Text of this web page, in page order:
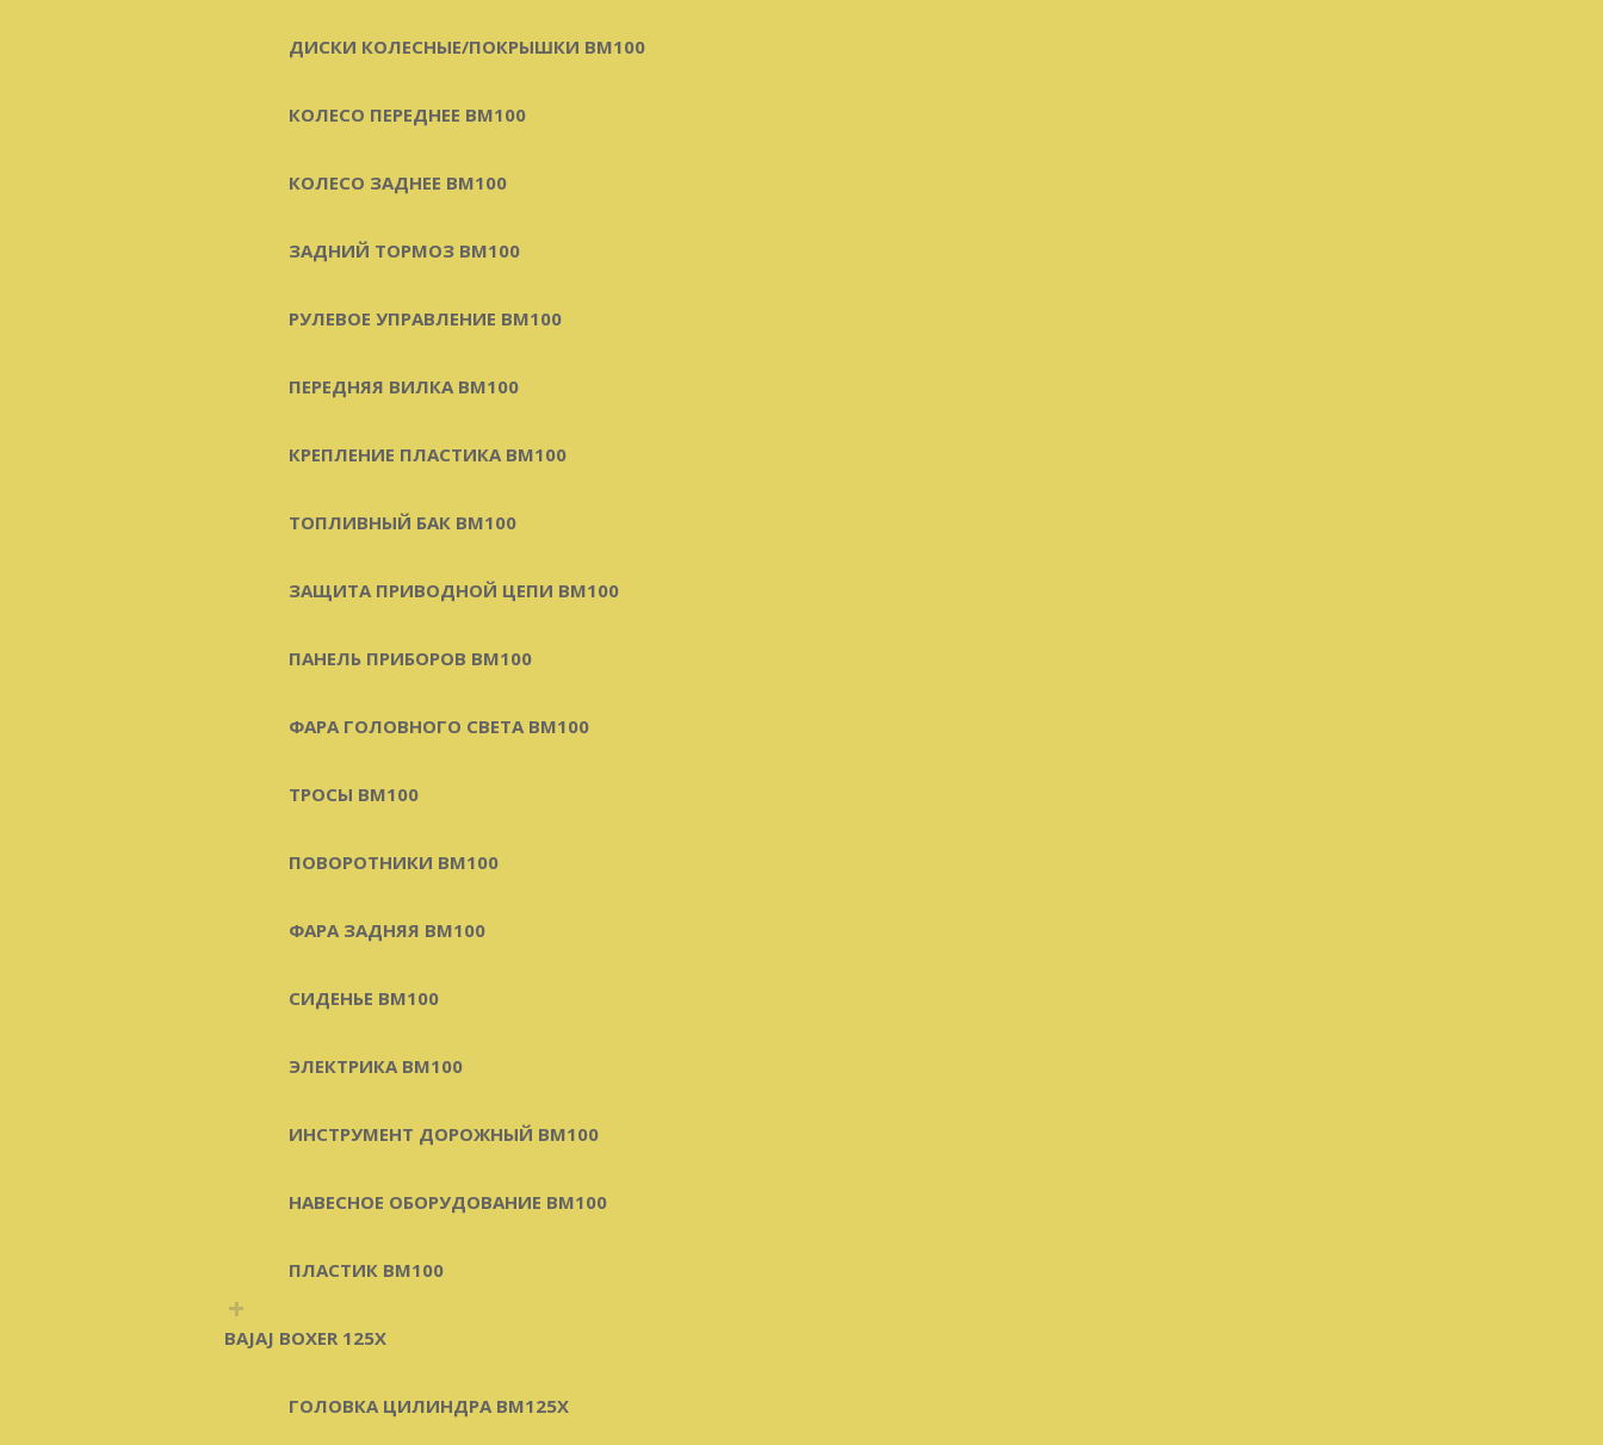
ДИСКИ КОЛЕСНЫЕ/ПОКРЫШКИ BM100
КОЛЕСО ПЕРЕДНЕЕ BM100
КОЛЕСО ЗАДНЕЕ BM100
ЗАДНИЙ ТОРМОЗ BM100
РУЛЕВОЕ УПРАВЛЕНИЕ BM100
ПЕРЕДНЯЯ ВИЛКА BM100
КРЕПЛЕНИЕ ПЛАСТИКА BM100
ТОПЛИВНЫЙ БАК BM100
ЗАЩИТА ПРИВОДНОЙ ЦЕПИ BM100
ПАНЕЛЬ ПРИБОРОВ BM100
ФАРА ГОЛОВНОГО СВЕТА BM100
ТРОСЫ BM100
ПОВОРОТНИКИ BM100
ФАРА ЗАДНЯЯ BM100
СИДЕНЬЕ BM100
ЭЛЕКТРИКА BM100
ИНСТРУМЕНТ ДОРОЖНЫЙ BM100
НАВЕСНОЕ ОБОРУДОВАНИЕ BM100
ПЛАСТИК BM100
+
BAJAJ BOXER 125X
ГОЛОВКА ЦИЛИНДРА BM125X